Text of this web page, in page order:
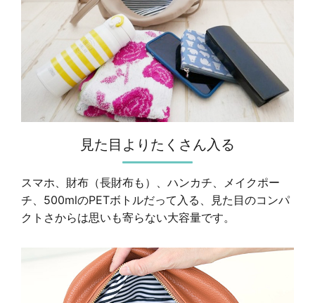
見た目よりたくさん入る
スマホ、財布（長財布も）、ハンカチ、メイクポー
チ、500mlのPETボトルだって入る、見た目のコンパ
クトさからは思いも寄らない大容量です。